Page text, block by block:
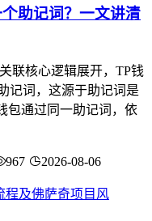
助记词？一文讲清
联核心逻辑展开，TP钱
记词，这源于助记词是
包通过同一助记词，依
967 2026-08-06